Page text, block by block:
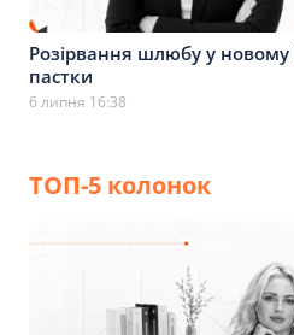
Розірвання шлюбу у
пастки
6 липня 16:38
ТОП-5 колонок